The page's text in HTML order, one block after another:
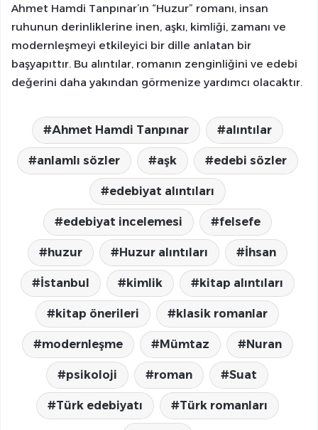
Ahmet Hamdi Tanpınar’ın “Huzur” romanı, insan
ruhunun derinliklerine inen, aşkı, kimliği, zamanı ve
modernleşmeyi etkileyici bir dille anlatan bir
başyapıttır. Bu alıntılar, romanın zenginliğini ve edebi
değerini daha yakından görmenize yardımcı olacaktır.
Ahmet Hamdi Tanpınar alıntılar
anlamlı sözler aşk edebi sözler
edebiyat alıntıları
edebiyat incelemesi felsefe
huzur Huzur alıntıları İhsan
İstanbul kimlik kitap alıntıları
kitap önerileri klasik romanlar
modernleşme Mümtaz Nuran
psikoloji roman Suat
Türk edebiyatı Türk romanları